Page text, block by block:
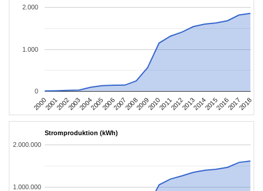
2000200120022003200420052006200720082009201020112012201320142015201620172018
0
1.000
2.000
Stromproduktion (kWh)
1.000.000
2.000.000